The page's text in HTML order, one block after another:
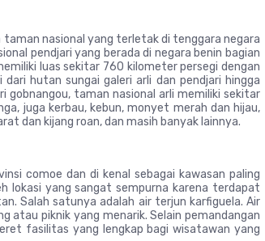
nasional yang terletak di tenggara negara
pendjari yang berada di negara benin bagian
luas sekitar 760 kilometer persegi dengan
hutan sungai galeri arli dan pendjari hingga
gobnangou, taman nasional arli memiliki sekitar
juga kerbau, kebun, monyet merah dan hijau,
dan kijang roan, dan masih banyak lainnya.
comoe dan di kenal sebagai kawasan paling
lokasi yang sangat sempurna karena terdapat
Salah satunya adalah air terjun karfiguela. Air
atau piknik yang menarik. Selain pemandangan
fasilitas yang lengkap bagi wisatawan yang